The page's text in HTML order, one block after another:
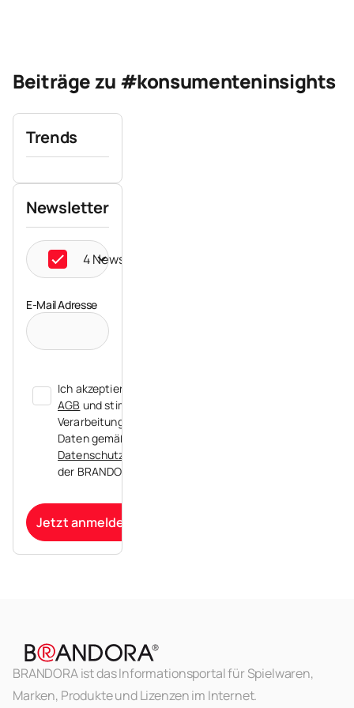
Beiträge zu #konsumenteninsights
Trends
Newsletter
4 Newsletter ausgewählt
E-Mail Adresse
Ich akzeptiere die
AGB und stimme der
Verarbeitung meiner
Daten gemäß der
Datenschutzerklärung
der BRANDORA zu.
Jetzt anmelden
BRANDORA ist das Informationsportal für Spielwaren,
Marken, Produkte und Lizenzen im Internet.